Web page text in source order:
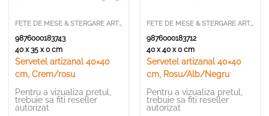
FETE DE MESE & STERGARE ARTIZANALE
9876000183743
40 x 35 x 0 cm
Servetel artizanal 40×40
cm, Crem/rosu
Pentru a vizualiza pretul,
trebuie sa fiti reseller
autorizat
FETE DE MESE & STERGARE ARTIZANALE
9876000183712
40 x 40 x 0 cm
Servetel artizanal 40×40
cm, Rosu/Alb/Negru
Pentru a vizualiza pretul,
trebuie sa fiti reseller
autorizat